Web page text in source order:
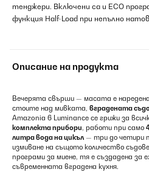
тенджери. Включени са и ECO
функция Half-Load при непълно
Описание на продукта
Вечерята свърши — масата е
стоите над мивката, вградената
Amazonia 6 Luminance се грижи за
комплекта прибори, работи при само
литра вода на цикъл — три до четири
измиване на същото количество
програми за миене, тя е създадена за
съвременната вградена кухня.